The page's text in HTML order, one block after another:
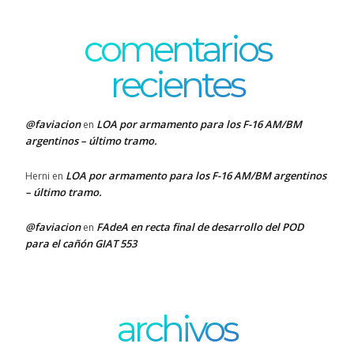
comentarios
recientes
@faviacionen LOA por armamento para los F-16 AM/BM
argentinos – último tramo.
Herni en LOA por armamento para los F-16 AM/BM argentinos
– último tramo.
@faviacionen FAdeA en recta final de desarrollo del POD
para el cañón GIAT 553
archivos